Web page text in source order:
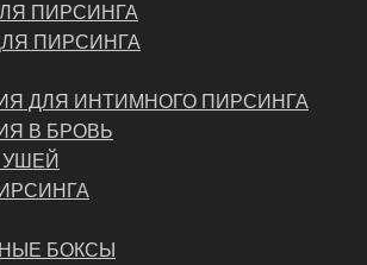
ПИРСИНГА
ПИРСИНГА
ДЛЯ ИНТИМНОГО ПИРСИНГА
В БРОВЬ
БОКСЫ